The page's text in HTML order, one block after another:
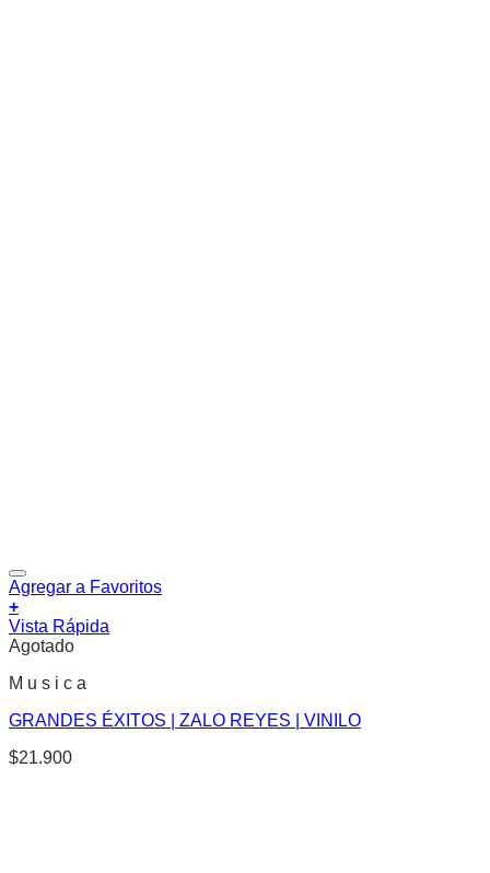
Agregar a Favoritos
+
Vista Rápida
Agotado
M u s i c a
GRANDES ÉXITOS | ZALO REYES | VINILO
$21.900